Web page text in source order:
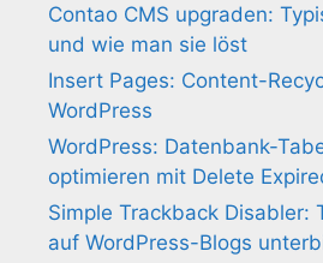
Contao CMS upgraden:
und wie man sie löst
Insert Pages: Content-
WordPress
WordPress: Datenbank-
optimieren mit Delete
Simple Trackback Disabler:
auf WordPress-Blogs